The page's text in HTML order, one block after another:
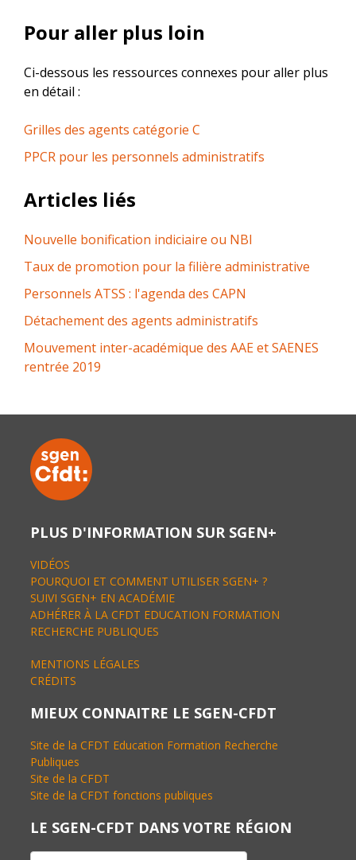
Pour aller plus loin
Ci-dessous les ressources connexes pour aller plus
en détail :
Grilles des agents catégorie C
PPCR pour les personnels administratifs
Articles liés
Nouvelle bonification indiciaire ou NBI
Taux de promotion pour la filière administrative
Personnels ATSS : l'agenda des CAPN
Détachement des agents administratifs
Mouvement inter-académique des AAE et SAENES
rentrée 2019
PLUS D'INFORMATION SUR SGEN+
VIDÉOS
POURQUOI ET COMMENT UTILISER SGEN+ ?
SUIVI SGEN+ EN ACADÉMIE
ADHÉRER À LA CFDT EDUCATION FORMATION
RECHERCHE PUBLIQUES
MENTIONS LÉGALES
CRÉDITS
MIEUX CONNAITRE LE SGEN-CFDT
Site de la CFDT Education Formation Recherche
Publiques
Site de la CFDT
Site de la CFDT fonctions publiques
LE SGEN-CFDT DANS VOTRE RÉGION